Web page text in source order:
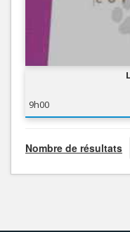
9h00
Nombre de résultats